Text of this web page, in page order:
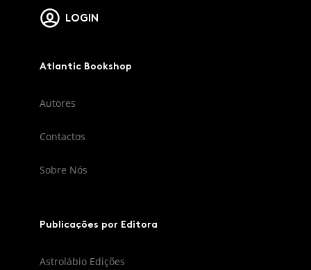
LOGIN
Atlantic Bookshop
Autores
Contactos
Sobre Nós
Publicações por Editora
Astrolábio Edições